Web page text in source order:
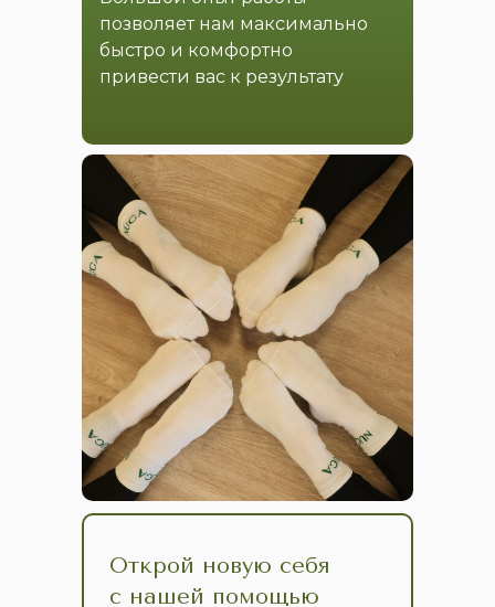
позволяет нам максимально
быстро и комфортно
привести вас к результату
Открой новую себя
с нашей помощью